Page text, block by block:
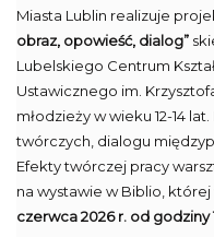
Miasta Lublin realizuje
obraz, opowieść, dialog”
Lubelskiego Centrum
Ustawicznego im.
młodzieży w wieku 12-14
twórczych, dialogu
Efekty twórczej pracy
na wystawie w Biblio,
czerwca 2026 r. od godziny